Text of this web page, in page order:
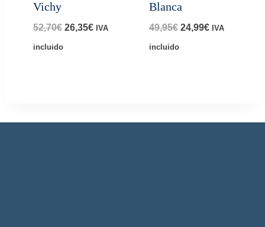
Vichy
52,70€ El
26,35€El
IVA
incluido
Blanca
49,95€ El
24,99€El
IVA
incluido